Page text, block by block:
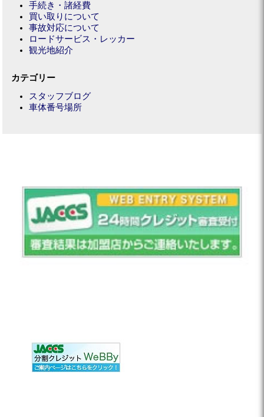
手続き・諸経費
買い取りについて
事故対応について
ロードサービス・レッカー
観光地紹介
カテゴリー
スタッフブログ
車体番号場所